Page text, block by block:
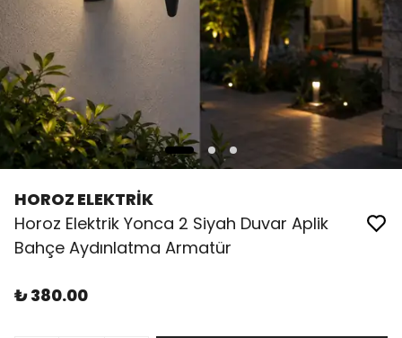
HOROZ ELEKTRİK
Horoz Elektrik Yonca 2 Siyah Duvar Aplik
Bahçe Aydınlatma Armatür
₺ 380.00